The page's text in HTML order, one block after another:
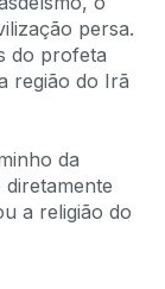
persa.
do profeta
região do Irã
da
a religião do